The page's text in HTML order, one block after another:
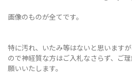
画像のものが全てです。
特に汚れ、いたみ等はないと思います
ので神経質な方はご入札なさらず、ご
願いいたします。